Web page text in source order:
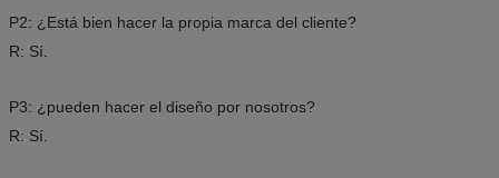
P2: ¿Está bien hacer la propia marca del cliente?
R: Sí.
P3: ¿pueden hacer el diseño por nosotros?
R: Sí.